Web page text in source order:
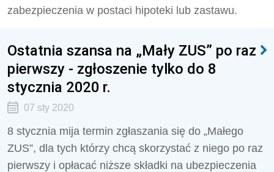
zabezpieczenia w postaci hipoteki lub zastawu.
Ostatnia szansa na „Mały ZUS” po raz
pierwszy - zgłoszenie tylko do 8
stycznia 2020 r.
07 sty 2020
8 stycznia mija termin zgłaszania się do „Małego
ZUS”, dla tych którzy chcą skorzystać z niego po raz
pierwszy i opłacać niższe składki na ubezpieczenia